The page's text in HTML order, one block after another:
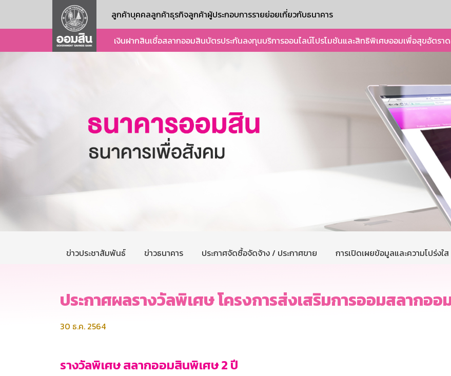
ลูกค้าบุคคลลูกค้าธุรกิจลูกค้าผู้ประกอบการรายย่อยเกี่ยวกับธนาคาร
เงินฝากสินเชื่อสลากออมสินบัตรประกันลงทุนบริการออนไลน์โปรโมชันและสิทธิพิเศษออมเพื่อสุขอัตรา
ข่าวประชาสัมพันธ์ ข่าวธนาคาร ประกาศจัดซื้อจัดจ้าง / ประกาศขาย การเปิดเผยข้อมูลและความโปร่งใส
ประกาศผลรางวัลพิเศษ โครงการส่งเสริมการออมสลากอ
30 ธ.ค. 2564
รางวัลพิเศษ สลากออมสินพิเศษ 2 ปี